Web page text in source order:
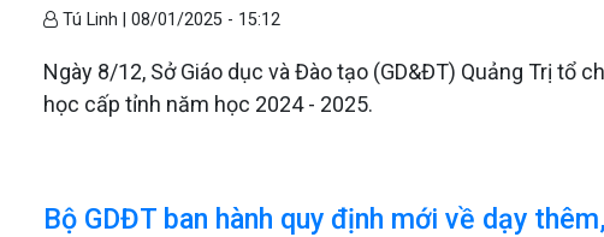
Tú Linh |08/01/2025 - 15:12
Ngày 8/12, Sở Giáo dục và Đào tạo (GD&ĐT) Quảng Trị tổ
học cấp tỉnh năm học 2024 - 2025.
Bộ GDĐT ban hành quy định mới về dạy